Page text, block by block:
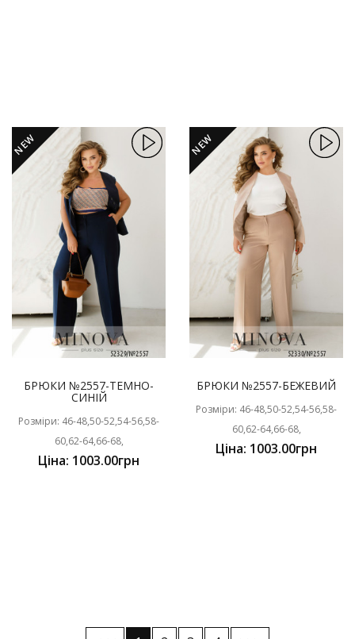
NEW
БРЮКИ №2557-ТЕМНО-
СИНІЙ
Розміри: 46-48,50-52,54-56,58-
60,62-64,66-68,
Ціна: 1003.00грн
NEW
БРЮКИ №2557-БЕЖЕВИЙ
Розміри: 46-48,50-52,54-56,58-
60,62-64,66-68,
Ціна: 1003.00грн